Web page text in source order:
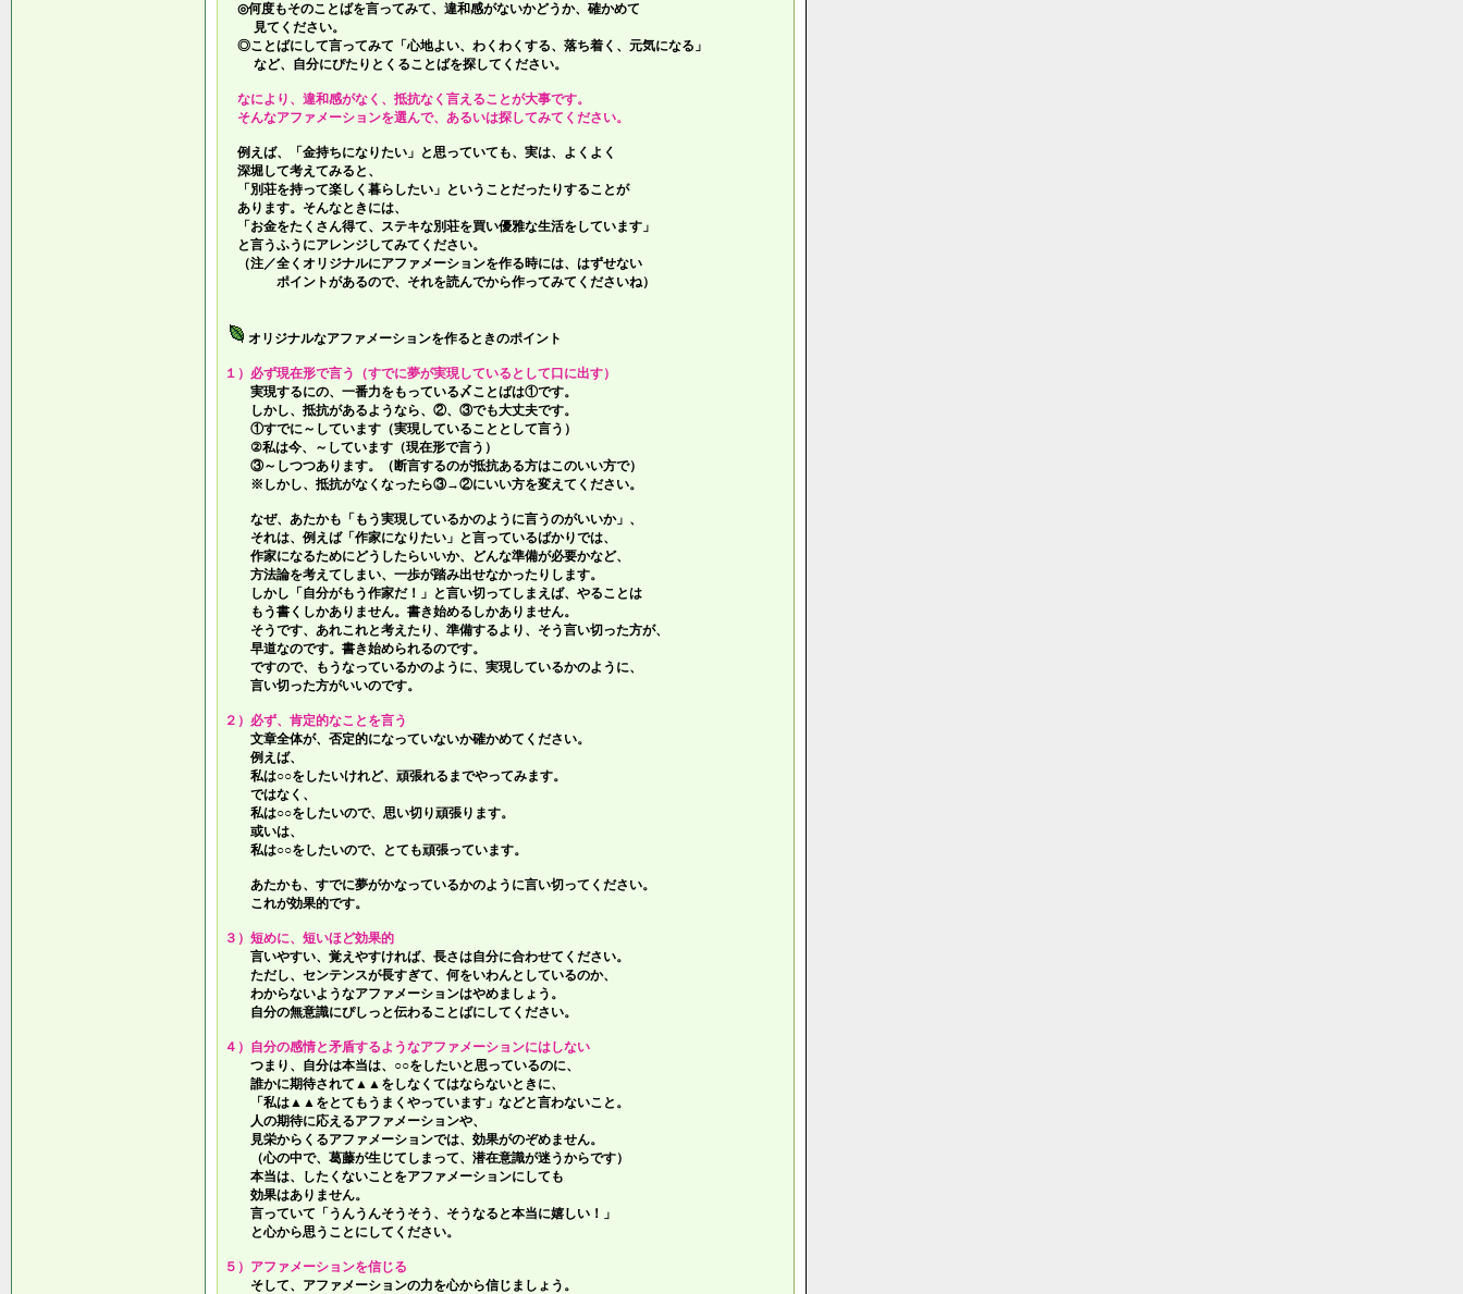
◎何度もそのことばを言ってみて、違和感がないかどうか、確かめて
見てください。
◎ことばにして言ってみて「心地よい、わくわくする、落ち着く、元気になる」
など、自分にぴたりとくることばを探してください。
なにより、違和感がなく、抵抗なく言えることが大事です。
そんなアファメーションを選んで、あるいは探してみてください。
例えば、「金持ちになりたい」と思っていても、実は、よくよく
深堀して考えてみると、
「別荘を持って楽しく暮らしたい」ということだったりすることが
あります。そんなときには、
「お金をたくさん得て、ステキな別荘を買い優雅な生活をしています」
と言うふうにアレンジしてみてください。
（注／全くオリジナルにアファメーションを作る時には、はずせない
ポイントがあるので、それを読んでから作ってみてくださいね）
オリジナルなアファメーションを作るときのポイント
１）必ず現在形で言う（すでに夢が実現しているとして口に出す）
実現するにの、一番力をもっている〆ことばは①です。
しかし、抵抗があるようなら、②、③でも大丈夫です。
①すでに～しています（実現していることとして言う）
②私は今、～しています（現在形で言う）
③～しつつあります。（断言するのが抵抗ある方はこのいい方で）
※しかし、抵抗がなくなったら③→②にいい方を変えてください。
なぜ、あたかも「もう実現しているかのように言うのがいいか」、
それは、例えば「作家になりたい」と言っているばかりでは、
作家になるためにどうしたらいいか、どんな準備が必要かなど、
方法論を考えてしまい、一歩が踏み出せなかったりします。
しかし「自分がもう作家だ！」と言い切ってしまえば、やることは
もう書くしかありません。書き始めるしかありません。
そうです、あれこれと考えたり、準備するより、そう言い切った方が、
早道なのです。書き始められるのです。
ですので、もうなっているかのように、実現しているかのように、
言い切った方がいいのです。
２）必ず、肯定的なことを言う
文章全体が、否定的になっていないか確かめてください。
例えば、
私は○○をしたいけれど、頑張れるまでやってみます。
ではなく、
私は○○をしたいので、思い切り頑張ります。
或いは、
私は○○をしたいので、とても頑張っています。
あたかも、すでに夢がかなっているかのように言い切ってください。
これが効果的です。
３）短めに、短いほど効果的
言いやすい、覚えやすければ、長さは自分に合わせてください。
ただし、センテンスが長すぎて、何をいわんとしているのか、
わからないようなアファメーションはやめましょう。
自分の無意識にぴしっと伝わることばにしてください。
４）自分の感情と矛盾するようなアファメーションにはしない
つまり、自分は本当は、○○をしたいと思っているのに、
誰かに期待されて▲▲をしなくてはならないときに、
「私は▲▲をとてもうまくやっています」などと言わないこと。
人の期待に応えるアファメーションや、
見栄からくるアファメーションでは、効果がのぞめません。
（心の中で、葛藤が生じてしまって、潜在意識が迷うからです）
本当は、したくないことをアファメーションにしても
効果はありません。
言っていて 「うんうんそうそう、そうなると本当に嬉しい！」
と心から思うことにしてください。
５）アファメーションを信じる
そして、アファメーションの力を心から信じましょう。